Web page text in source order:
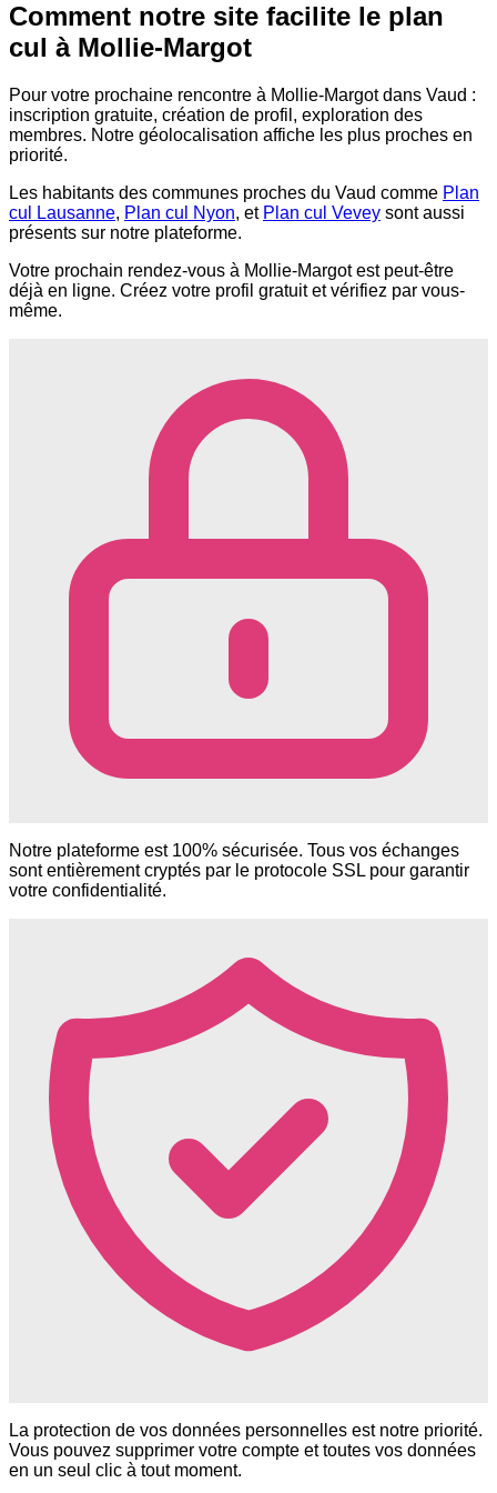
Comment notre site facilite le plan
cul à Mollie-Margot
Pour votre prochaine rencontre à Mollie-Margot dans Vaud :
inscription gratuite, création de profil, exploration des
membres. Notre géolocalisation affiche les plus proches en
priorité.
Les habitants des communes proches du Vaud comme Plan
cul Lausanne, Plan cul Nyon, et Plan cul Vevey sont aussi
présents sur notre plateforme.
Votre prochain rendez-vous à Mollie-Margot est peut-être
déjà en ligne. Créez votre profil gratuit et vérifiez par vous-
même.
Notre plateforme est 100% sécurisée. Tous vos échanges
sont entièrement cryptés par le protocole SSL pour garantir
votre confidentialité.
La protection de vos données personnelles est notre priorité.
Vous pouvez supprimer votre compte et toutes vos données
en un seul clic à tout moment.